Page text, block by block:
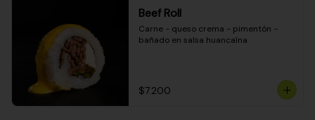
Beef Roll
Carne - queso crema - pimentón -
bañado en salsa huancaína
$7.200